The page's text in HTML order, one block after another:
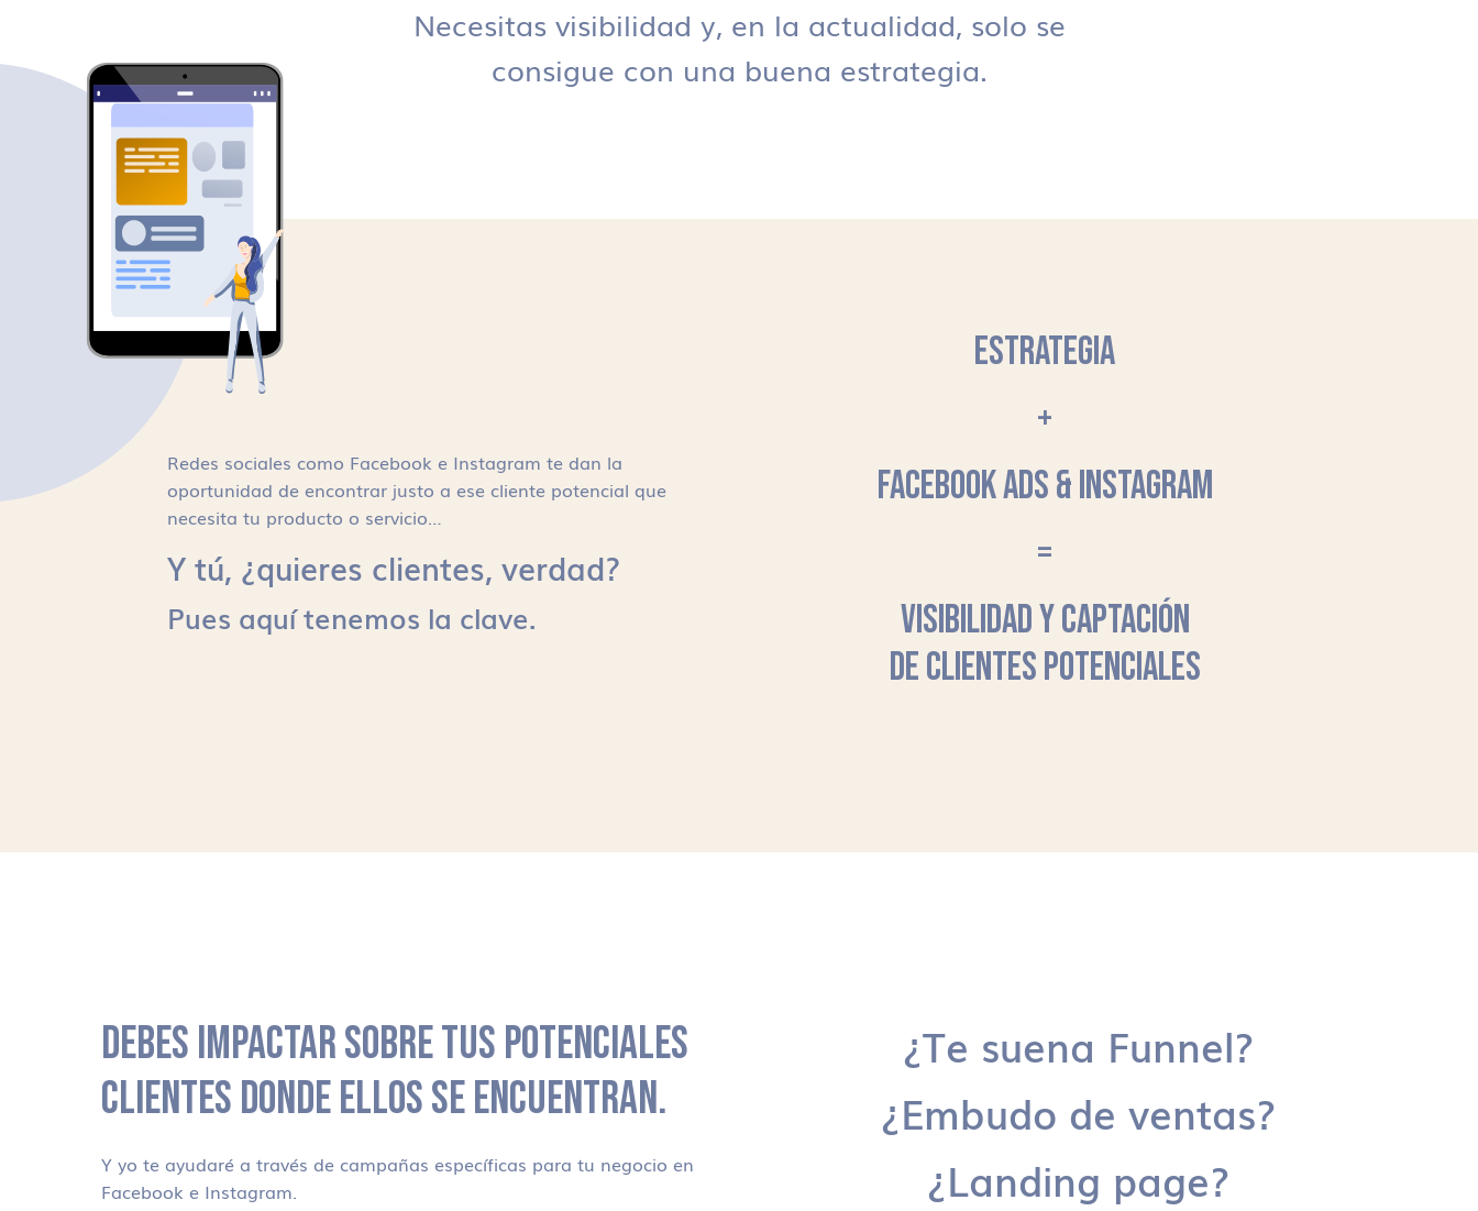
Necesitas visibilidad y, en la actualidad, solo se
consigue con una buena estrategia.
Redes sociales como Facebook e Instagram te dan la
oportunidad de encontrar justo a ese cliente potencial que
necesita tu producto o servicio…
Y tú, ¿quieres clientes, verdad?
Pues aquí tenemos la clave.
ESTRATEGIA
+
FACEBOOK ADS & INSTAGRAM
=
VISIBILIDAD Y CAPTACIÓN
DE CLIENTES POTENCIALES
DEBES IMPACTAR SOBRE TUS POTENCIALES
CLIENTES DONDE ELLOS SE ENCUENTRAN.
Y yo te ayudaré a través de campañas específicas para tu negocio en
Facebook e Instagram.
¿Te suena Funnel?
¿Embudo de ventas?
¿Landing page?